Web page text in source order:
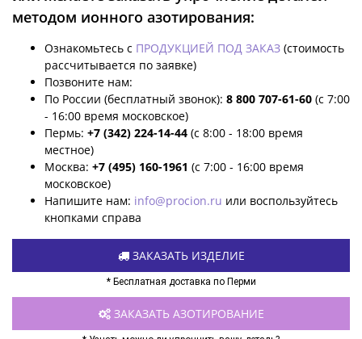
методом ионного азотирования:
Ознакомьтесь с ПРОДУКЦИЕЙ ПОД ЗАКАЗ (стоимость
рассчитывается по заявке)
Позвоните нам:
По России (бесплатный звонок): 8 800 707-61-60 (с 7:00
- 16:00 время московское)
Пермь: +7 (342) 224-14-44 (с 8:00 - 18:00 время
местное)
Москва: +7 (495) 160-1961 (с 7:00 - 16:00 время
московское)
Напишите нам: info@procion.ru или воспользуйтесь
кнопками справа
ЗАКАЗАТЬ ИЗДЕЛИЕ
* Бесплатная доставка по Перми
ЗАКАЗАТЬ АЗОТИРОВАНИЕ